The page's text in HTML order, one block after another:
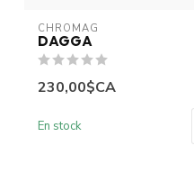
CHROMAG
DAGGA
230,00$CA
En stock